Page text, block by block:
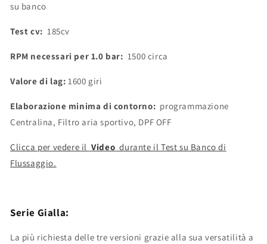
su banco
Test cv: 185cv
RPM necessari per 1.0 bar: 1500 circa
Valore di lag: 1600 giri
Elaborazione minima di contorno: programmazione
Centralina, Filtro aria sportivo, DPF OFF
Clicca per vedere il Video durante il Test su Banco di
Flussaggio.
Serie Gialla:
La più richiesta delle tre versioni grazie alla sua versatilità a